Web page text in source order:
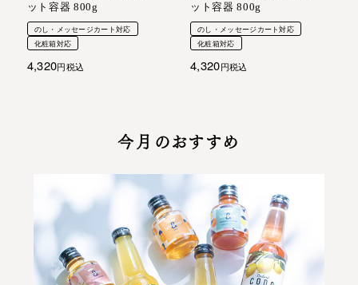
ット容器 800g
のし・メッセージカート対応
化粧箱対応
4,320 税込
ット容器 800g
のし・メッセージカート対応
化粧箱対応
4,320 税込
今月のおすすめ